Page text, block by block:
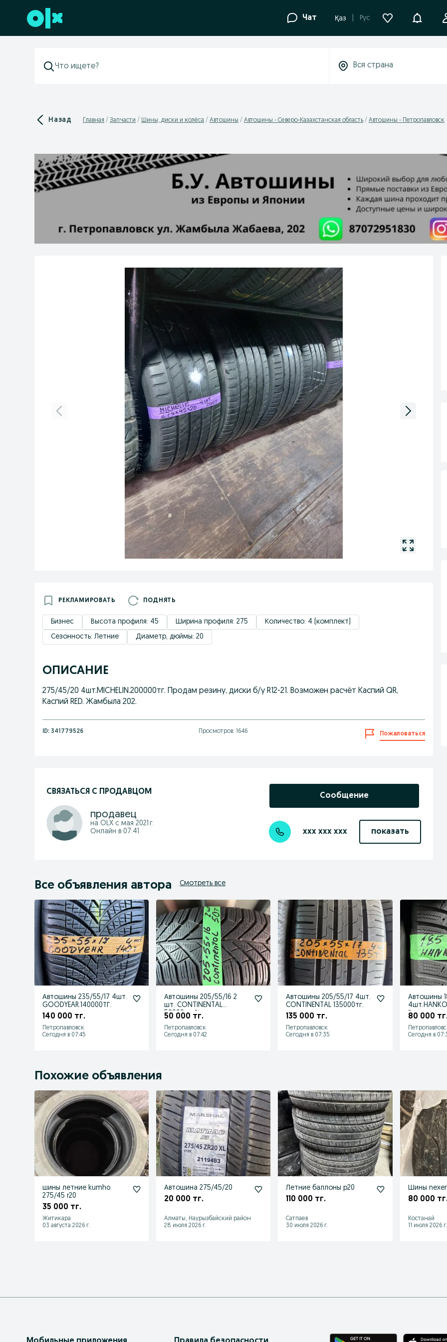
Перейти к нижнему колонтитулу Чат Қаз Рус
Назад Главная Запчасти Шины, диски и колёса Автошины Автошины - Северо-Казахстанская область Автошины - Петропавловск
РЕКЛАМИРОВАТЬ ПОДНЯТЬ
Бизнес Высота профиля: 45 Ширина профиля: 275
Количество: 4 (комплект)
Сезонность: Летние
Диаметр, дюймы: 20
ОПИСАНИЕ
275/45/20 4шт.MICHELIN.200000тг. Продам резину, диски б/у R12-21. Возможен расчёт Каспий QR,
Каспий RED. Жамбыла 202.
ID: 341779526 Просмотров: 1646 Пожаловаться
СВЯЗАТЬСЯ С ПРОДАВЦОМ
продавец
на OLX с мая 2021 г.
Онлайн в 07:41
Сообщение
xxx xxx xxx показать
Все объявления автора Смотреть все
Автошины 235/55/17 4шт.
GOODYEAR.140000ТГ.
140 000 тг.
Петропавловск
Сегодня в 07:45
Автошины 205/55/16 2
шт. CONTINENTAL
50000тг. В отличном
50 000 тг.
Петропавловск
Сегодня в 07:42
Автошины 205/55/17 4шт.
CONTINENTAL 135000тг.
135 000 тг.
Петропавловск
Сегодня в 07:35
Автошины
В отличном
80 000
Сегодня в
Похожие объявления
шины летние kumho
275/45 r20
35 000 тг.
Житикара
03 августа 2026 г.
Автошина 275/45/20
20 000 тг.
Алматы, Наурызбайский район
28 июля 2026 г.
Летние баллоны р20
110 000 тг.
Сатпаев
30 июля 2026 г.
Шины
80 000
Костанай
11 июля 2026 г.